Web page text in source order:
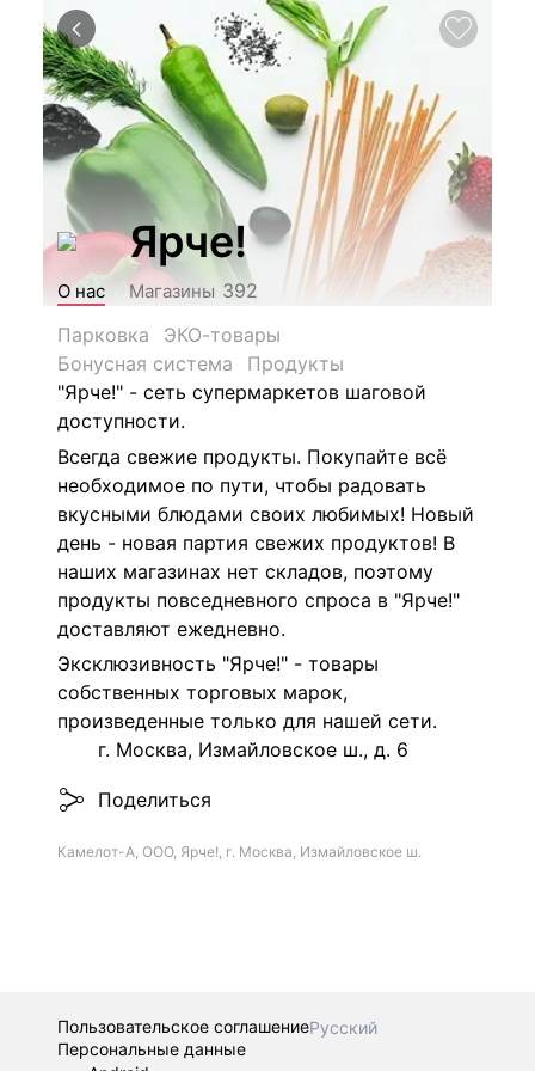
Ярче!
О нас Магазины 392
Парковка
ЭКО-товары
Бонусная система
Продукты
"Ярче!" - сеть супермаркетов шаговой
доступности.
Всегда свежие продукты. Покупайте всё
необходимое по пути, чтобы радовать
вкусными блюдами своих любимых! Новый
день - новая партия свежих продуктов! В
наших магазинах нет складов, поэтому
продукты повседневного спроса в "Ярче!"
доставляют ежедневно.
Эксклюзивность "Ярче!" - товары
собственных торговых марок,
произведенные только для нашей сети.
г. Москва, Измайловское ш., д. 6
Поделиться
Камелот-А, ООО, Ярче!, г. Москва, Измайловское ш.
Пользовательское соглашениеРусский
Персональные данные